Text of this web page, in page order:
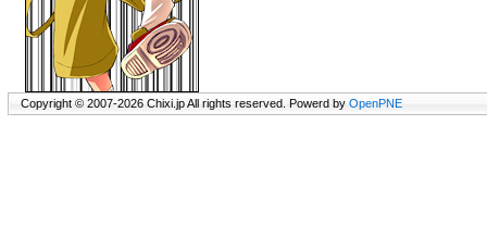
Copyright © 2007-2026 Chixi.jp All rights reserved. Powerd by OpenPNE